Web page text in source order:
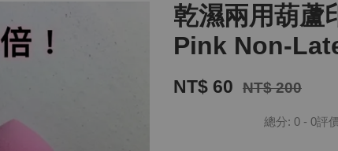
乾濕兩用葫蘆
Pink Non-
NT$ 60 NT$ 200
總分: 0 - 0評